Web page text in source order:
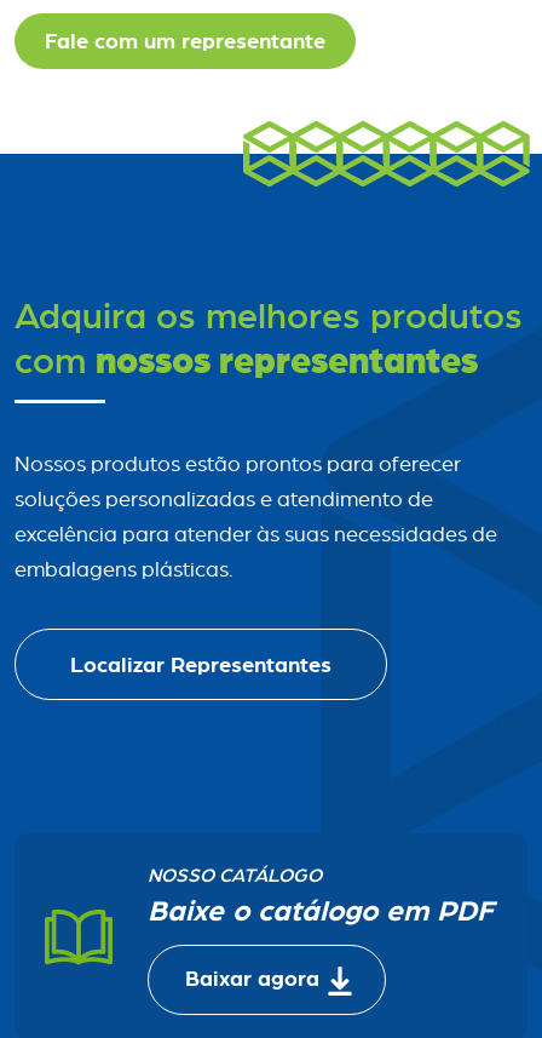
Fale com um representante
Adquira os melhores produtos
com nossos representantes
Nossos produtos estão prontos para oferecer
soluções personalizadas e atendimento de
excelência para atender às suas necessidades de
embalagens plásticas.
Localizar Representantes
NOSSO CATÁLOGO
Baixe o catálogo em PDF
Baixar agora